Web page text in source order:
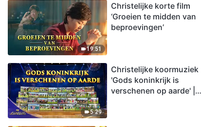
19:51
Christelijke korte film
‘Groeien te midden van
beproevingen’
5:29
Christelijke koormuziek
'Gods koninkrijk is
verschenen op aarde' |